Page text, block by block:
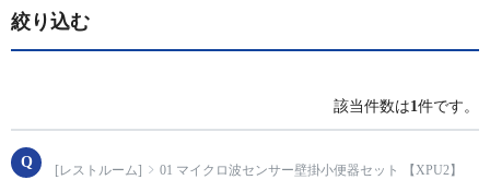
絞り込む
該当件数は1件です。
[レストルーム] 01 マイクロ波センサー壁掛小便器セット 【XPU2】